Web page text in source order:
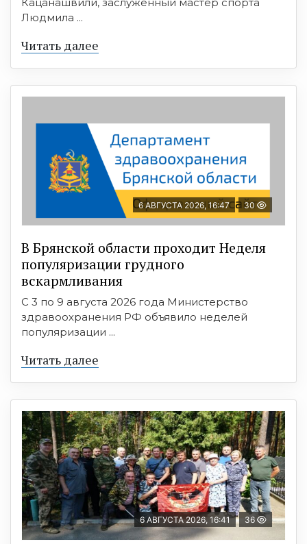
Людмила ...
Читать далее
6 АВГУСТА 2026, 16:47 30
В Брянской области проходит Неделя
популяризации грудного
вскармливания
С 3 по 9 августа 2026 года Министерство
здравоохранения РФ объявило неделей
популяризации ...
Читать далее
6 АВГУСТА 2026, 16:41 36